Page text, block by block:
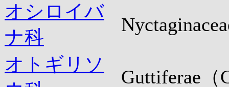
オシロイバ
ナ科
オトギリソ
Guttiferae（